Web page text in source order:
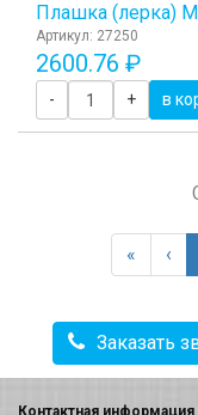
Плашка (лерка)
Артикул: 27250
2600.76 ₽
- + в
« ‹
Заказать
Контактная информация